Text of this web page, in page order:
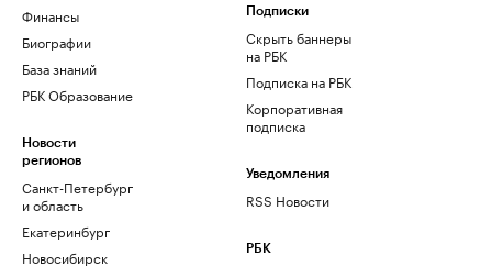
Финансы
Биографии
База знаний
РБК Образование
Новости
регионов
Санкт-Петербург
и область
Екатеринбург
Новосибирск
Подписки
Скрыть баннеры
на РБК
Подписка на РБК
Корпоративная
подписка
Уведомления
RSS Новости
РБК